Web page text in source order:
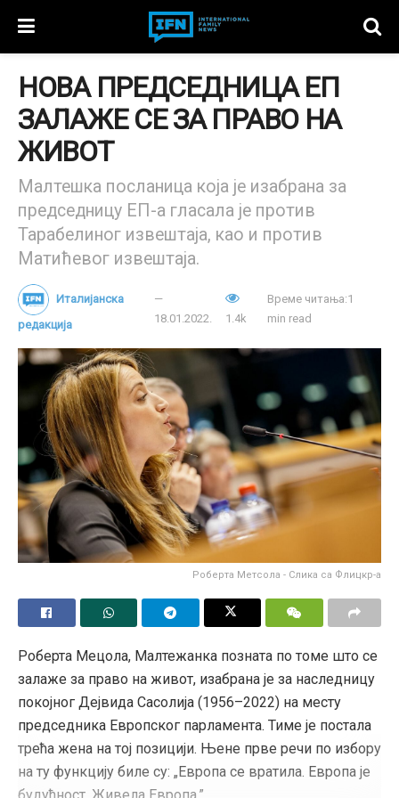
НОВА ПРЕДСЕДНИЦА ЕП
ЗАЛАЖЕ СЕ ЗА ПРАВО НА
ЖИВОТ
Малтешка посланица која је изабрана за
председницу ЕП-а гласала је против
Тарабелиног извештаја, као и против
Матићевог извештаја.
Италијанска
редакција
18.01.2022. 1.4k
Време читања:1
min read
Роберта Метсола - Слика са Флицкр-а
Роберта Мецола, Малтежанка позната по томе што се
залаже за право на живот, изабрана је за наследницу
покојног Дејвида Сасолија (1956–2022) на месту
председника Европског парламента. Тиме је постала
трећа жена на тој позицији. Њене прве речи по избору
на ту функцију биле су: „Европа се вратила. Европа је